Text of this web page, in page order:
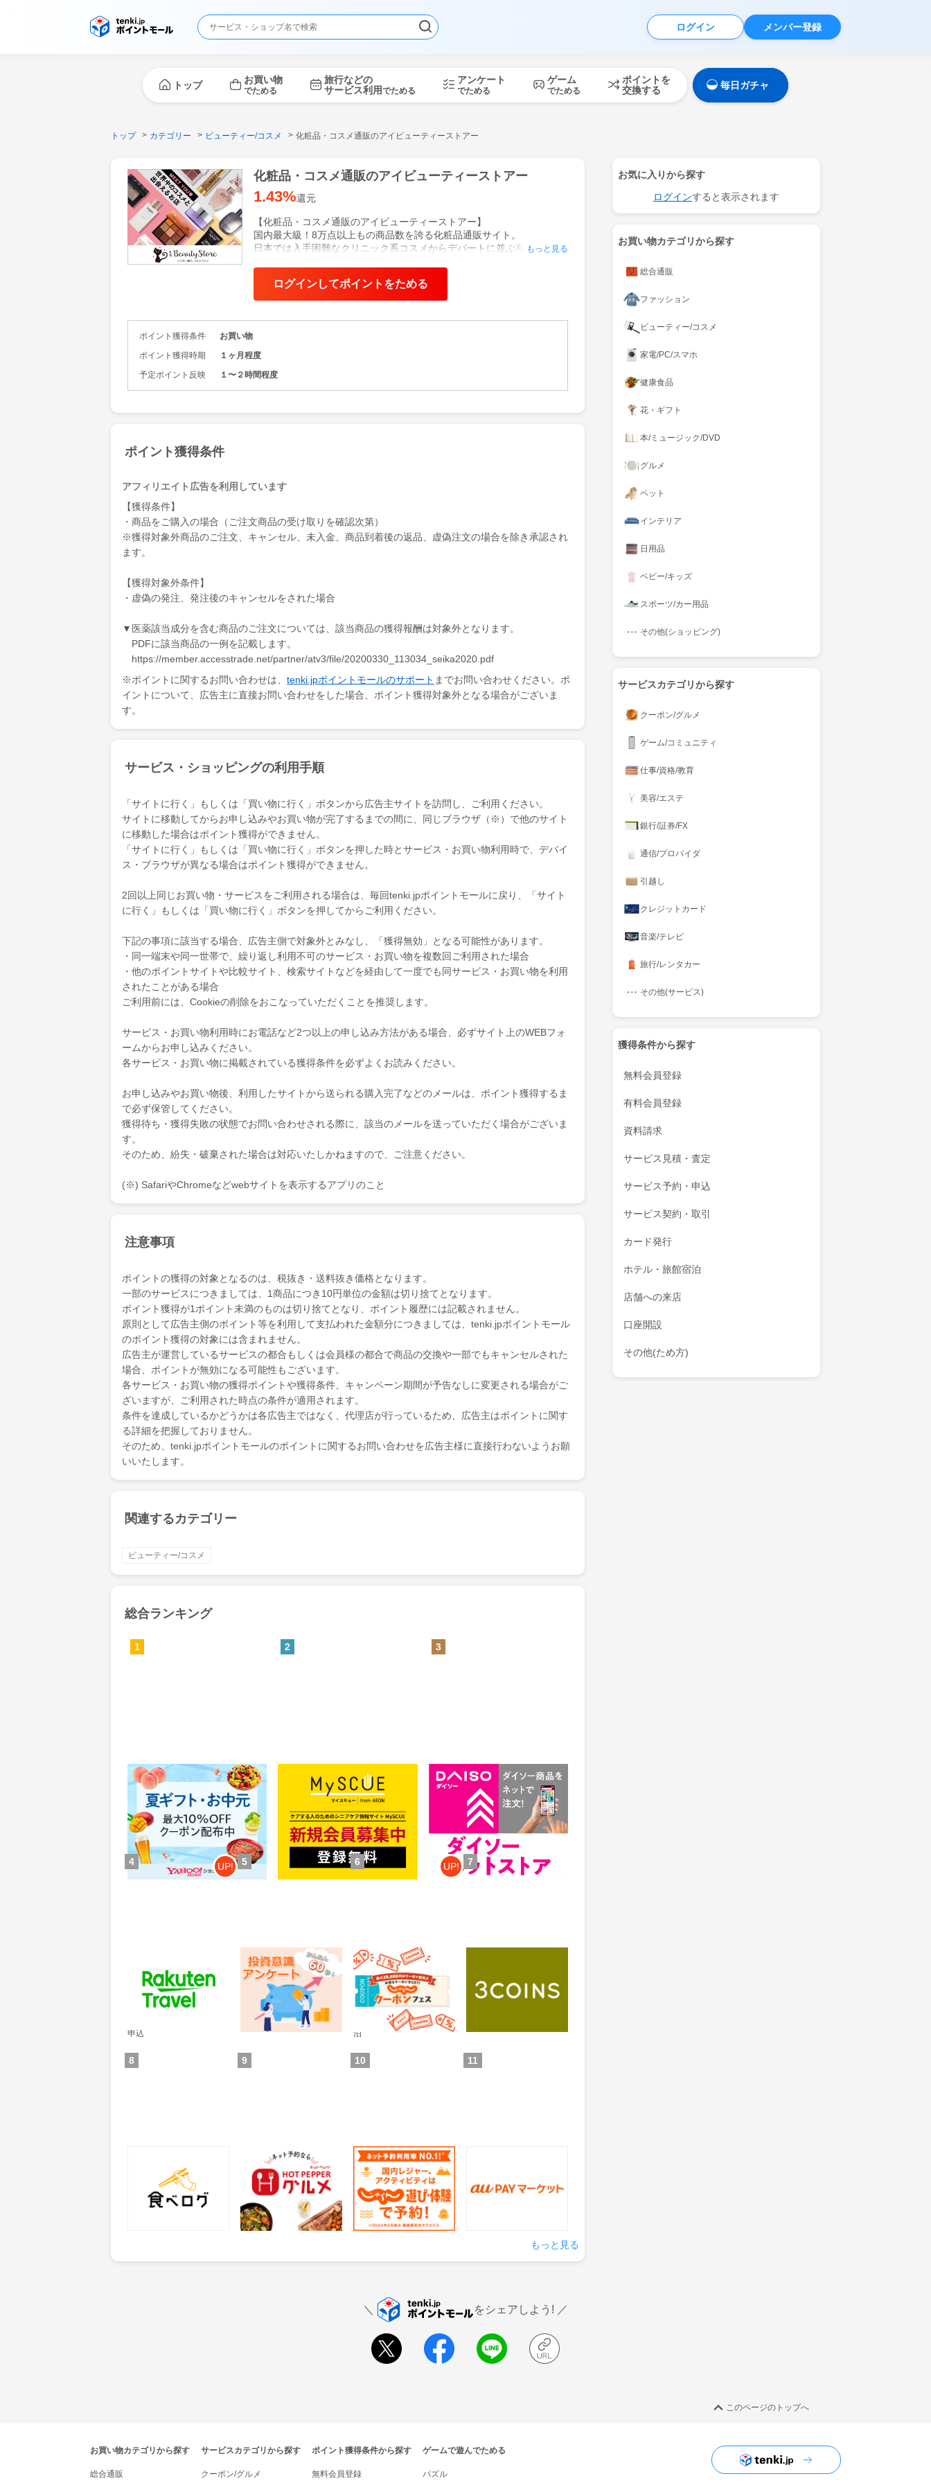
ログイン メンバー登録
トップ お買い物
でためる
旅行などの
サービス利用でためる
アンケート
でためる
ゲーム
でためる
ポイントを
交換する
毎日ガチャ
トップ カテゴリー ビューティー/コスメ 化粧品・コスメ通販のアイビューティーストアー
化粧品・コスメ通販のアイビューティーストアー
1.43%還元
【化粧品・コスメ通販のアイビューティーストアー】
国内最大級！8万点以上もの商品数を誇る化粧品通販サイト。
日本では入手困難なクリニック系コスメからデパートに並ぶ有名コスメ
トなど美容に関するアイテム盛りだくさん！
日本にいながら海外のコスメを安心してお得にお買い物いただけます。
もっと見る
ログインしてポイントをためる
ポイント獲得条件
お買い物
ポイント獲得時期
１ヶ月程度
予定ポイント反映
１〜２時間程度
ポイント獲得条件
アフィリエイト広告を利用しています
【獲得条件】
・商品をご購入の場合（ご注文商品の受け取りを確認次第）
※獲得対象外商品のご注文、キャンセル、未入金、商品到着後の返品、虚偽注文の場合を除き承認され
ます。
【獲得対象外条件】
・虚偽の発注、発注後のキャンセルをされた場合
▼医薬該当成分を含む商品のご注文については、該当商品の獲得報酬は対象外となります。
PDFに該当商品の一例を記載します。
https://member.accesstrade.net/partner/atv3/file/20200330_113034_seika2020.pdf
※ポイントに関するお問い合わせは、 tenki.jpポイントモールのサポート までお問い合わせください。ポ
イントについて、広告主に直接お問い合わせをした場合、ポイント獲得対象外となる場合がございま
す。
サービス・ショッピングの利用手順
「サイトに行く」もしくは「買い物に行く」ボタンから広告主サイトを訪問し、ご利用ください。
サイトに移動してからお申し込みやお買い物が完了するまでの間に、同じブラウザ（※）で他のサイト
に移動した場合はポイント獲得ができません。
「サイトに行く」もしくは「買い物に行く」ボタンを押した時とサービス・お買い物利用時で、デバイ
ス・ブラウザが異なる場合はポイント獲得ができません。
2回以上同じお買い物・サービスをご利用される場合は、毎回tenki.jpポイントモールに戻り、「サイト
に行く」もしくは「買い物に行く」ボタンを押してからご利用ください。
下記の事項に該当する場合、広告主側で対象外とみなし、「獲得無効」となる可能性があります。
・同一端末や同一世帯で、繰り返し利用不可のサービス・お買い物を複数回ご利用された場合
・他のポイントサイトや比較サイト、検索サイトなどを経由して一度でも同サービス・お買い物を利用
されたことがある場合
ご利用前には、Cookieの削除をおこなっていただくことを推奨します。
サービス・お買い物利用時にお電話など2つ以上の申し込み方法がある場合、必ずサイト上のWEBフォ
ームからお申し込みください。
各サービス・お買い物に掲載されている獲得条件を必ずよくお読みください。
お申し込みやお買い物後、利用したサイトから送られる購入完了などのメールは、ポイント獲得するま
で必ず保管してください。
獲得待ち・獲得失敗の状態でお問い合わせされる際に、該当のメールを送っていただく場合がございま
す。
そのため、紛失・破棄された場合は対応いたしかねますので、ご注意ください。
(※) SafariやChromeなどwebサイトを表示するアプリのこと
注意事項
ポイントの獲得の対象となるのは、税抜き・送料抜き価格となります。
一部のサービスにつきましては、1商品につき10円単位の金額は切り捨てとなります。
ポイント獲得が1ポイント未満のものは切り捨てとなり、ポイント履歴には記載されません。
原則として広告主側のポイント等を利用して支払われた金額分につきましては、tenki.jpポイントモール
のポイント獲得の対象には含まれません。
広告主が運営しているサービスの都合もしくは会員様の都合で商品の交換や一部でもキャンセルされた
場合、ポイントが無効になる可能性もございます。
各サービス・お買い物の獲得ポイントや獲得条件、キャンペーン期間が予告なしに変更される場合がご
ざいますが、ご利用された時点の条件が適用されます。
条件を達成しているかどうかは各広告主ではなく、代理店が行っているため、広告主はポイントに関す
る詳細を把握しておりません。
そのため、tenki.jpポイントモールのポイントに関するお問い合わせを広告主様に直接行わないようお願
いいたします。
関連するカテゴリー
ビューティー/コスメ
総合ランキング
Yahoo!ショッピング(ヤフー シ
ョッピング)
1
0.46% 還元
獲得条件：お買い物
MySCUE（マイスキュー）
2
獲得条件：無料会員登録
公式通販【ダイソーネットスト
ア】
3
還元
獲得条件：お買い物
4 UP!
ポイント
通常：50ポイント
申込
レオンワークス 投資ア
ンケート
5
ポイント
獲得条件：その他(ため方)
じゃらんnet
6 UP!
0.6%
還元
通常：0.5%還元
獲得条件：ホテル・旅館宿
泊
ONLINE STORE（パル
クローゼットオンライ
7
1%還元
8
ポイント
獲得条件：サービス予約・
ホットペッパーグルメ
9
50 ポイント
獲得条件：店舗への来店
じゃらん 遊び・体験予
10
1.5%還元
獲得条件：サービス予約・
申込
11
0.5% 還元
もっと見る
お気に入りから探す
ログインすると表示されます
お買い物カテゴリから探す
総合通販
ファッション
ビューティー/コスメ
家電/PC/スマホ
健康食品
花・ギフト
本/ミュージック/DVD
グルメ
ペット
インテリア
日用品
ベビー/キッズ
スポーツ/カー用品
その他(ショッピング)
サービスカテゴリから探す
クーポン/グルメ
ゲーム/コミュニティ
仕事/資格/教育
美容/エステ
銀行/証券/FX
通信/プロバイダ
引越し
クレジットカード
音楽/テレビ
旅行/レンタカー
その他(サービス)
獲得条件から探す
無料会員登録
有料会員登録
資料請求
サービス見積・査定
サービス予約・申込
サービス契約・取引
カード発行
ホテル・旅館宿泊
店舗への来店
口座開設
その他(ため方)
をシェアしよう!
このページのトップへ
tenki.jpポイントモールナビゲーション
お買い物カテゴリから探す
総合通販
サービスカテゴリから探す
クーポン/グルメ
ポイント獲得条件から探す
無料会員登録
ゲームで遊んでためる
パズル